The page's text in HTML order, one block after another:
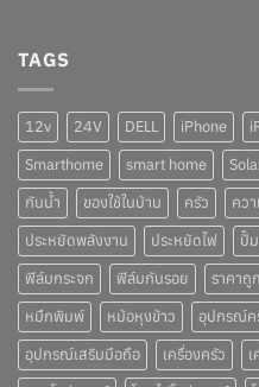
TAGS
12v 24V DELL iPhone
Smarthome
smart home
กันน้ำ
ของใช้ในบ้าน ครัว คว
ประหยัดพลังงาน
ประหยัดไฟ ปั๊
ฟิล์มกระจก
ฟิล์มกันรอย ราคาถูก
หมึกพิมพ์
หม้อหุงข้าว อุปกรณ์ค
อุปกรณ์เสริมมือถือ
เครื่องครัว